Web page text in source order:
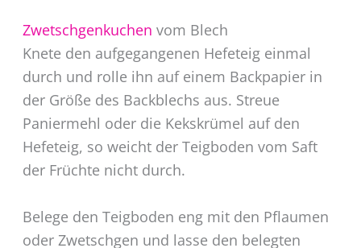
Zwetschgenkuchen vom Blech
Knete den aufgegangenen Hefeteig einmal
durch und rolle ihn auf einem Backpapier in
der Größe des Backblechs aus. Streue
Paniermehl oder die Kekskrümel auf den
Hefeteig, so weicht der Teigboden vom Saft
der Früchte nicht durch.
Belege den Teigboden eng mit den Pflaumen
oder Zwetschgen und lasse den belegten